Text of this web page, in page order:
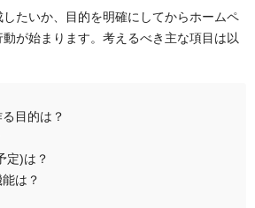
たいか、目的を明確にしてからホームペ
が始まります。考えるべき主な項目は以
目的は？
定)は？
は？